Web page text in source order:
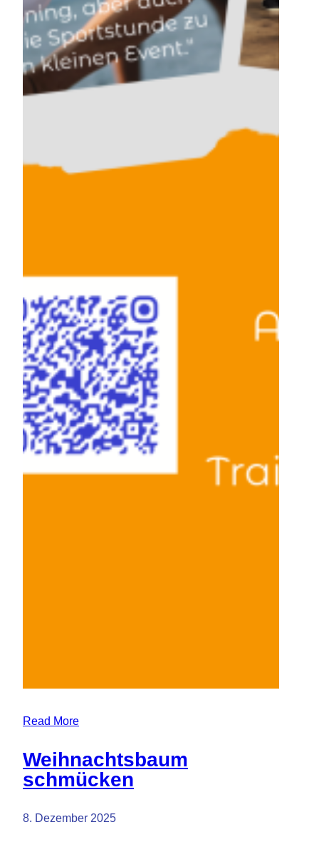
Read More
Weihnachtsbaum
schmücken
8. Dezember 2025